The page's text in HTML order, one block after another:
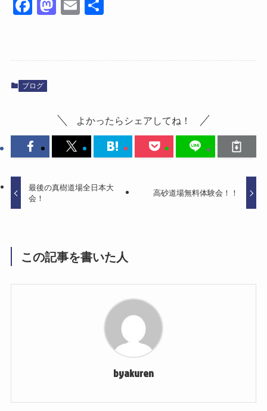
ce
ok
as
do
m
ブログ
よかったらシェアしてね！
最後の真樹道場全日本大
会！
高砂道場無料体験会！！
この記事を書いた人
byakuren